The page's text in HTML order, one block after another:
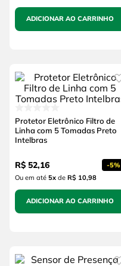
ADICIONAR AO CARRINHO
Protetor Eletrônico Filtro de
Linha com 5 Tomadas Preto
Intelbras
R$ 52,16 -5%
Ou em até 5xde R$ 10,98
ADICIONAR AO CARRINHO